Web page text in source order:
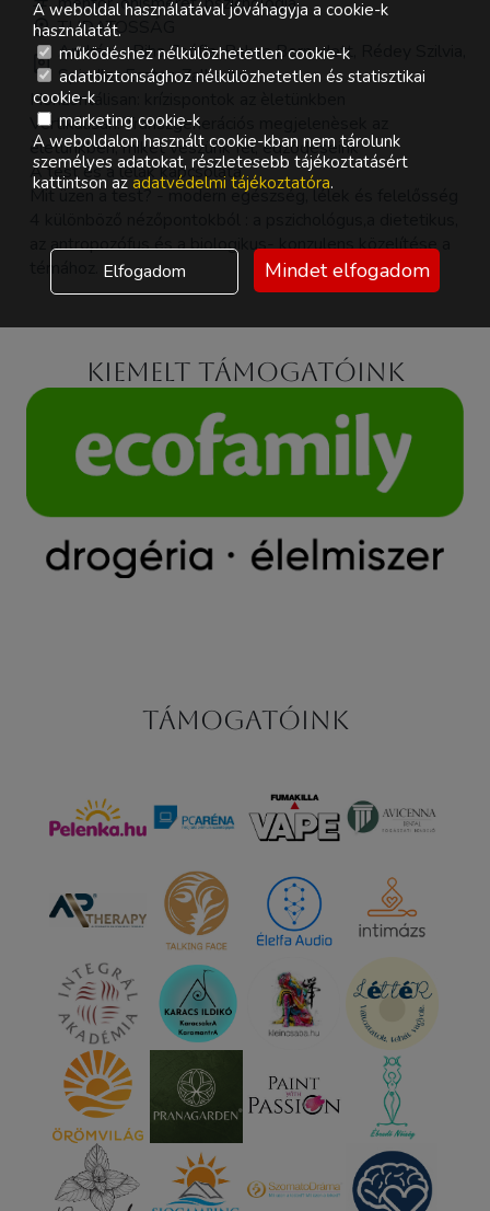
TUDATOSSÁG
Andrási - Riha Zsófia, Baksa Bernadett, Rédey Szilvia,
Spindler Eszter, Zalka Iza
Horizontálisan: krízispontok az èletünkben
Vertikálisan: Transzgenerációs megjelenèsek az
èletünkben, miket veszünk fel, edződèseink
A test és a lélak kapcsolata
Mit üzen a test? - modern egészség, lélek és felelősség
az antropozófus és a biologikus- konzulens közelítése a
Kiemelt támogatóink
Támogatóink
A weboldal használatával jóváhagyja a cookie-k
használatát.
működéshez nélkülözhetetlen cookie-k
adatbiztonsághoz nélkülözhetetlen és statisztikai
cookie-k
marketing cookie-k
A weboldalon használt cookie-kban nem tárolunk
személyes adatokat, részletesebb tájékoztatásért
kattintson az adatvédelmi tájékoztatóra.
Elfogadom Mindet elfogadom